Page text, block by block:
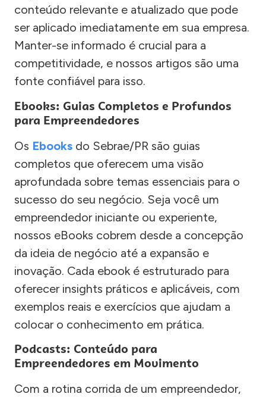
conteúdo relevante e atualizado que pode
ser aplicado imediatamente em sua empresa.
Manter-se informado é crucial para a
competitividade, e nossos artigos são uma
fonte confiável para isso.
Ebooks: Guias Completos e Profundos
para Empreendedores
Os Ebooks do Sebrae/PR são guias
completos que oferecem uma visão
aprofundada sobre temas essenciais para o
sucesso do seu negócio. Seja você um
empreendedor iniciante ou experiente,
nossos eBooks cobrem desde a concepção
da ideia de negócio até a expansão e
inovação. Cada ebook é estruturado para
oferecer insights práticos e aplicáveis, com
exemplos reais e exercícios que ajudam a
colocar o conhecimento em prática.
Podcasts: Conteúdo para
Empreendedores em Movimento
Com a rotina corrida de um empreendedor,